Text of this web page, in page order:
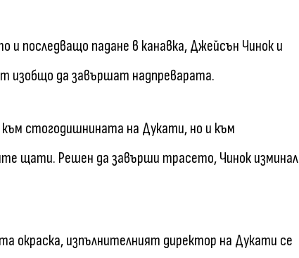
последващо падане в канавка, Джейсън Чинок и
изобщо да завършат надпреварата.
стогодишнината на Дукати, но и към
щати. Решен да завърши трасето, Чинок изминал
окраска, изпълнителният директор на Дукати се